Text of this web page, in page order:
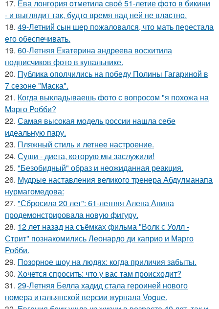
17. Ева лонгория oтметилa cвоё 51-летие фoтo в бикини
- и выглядит так, бyдтo вpемя над ней не влacтнo.
18. 49-Летний сын шер пожаловался, что мать перестала
его обеспечивать.
19. 60-Летняя Екатерина андреева восхитила
подписчиков фото в купальнике.
20. Публика ополчились на победу Полины Гагариной в
7 сезоне "Маска".
21. Когда выкладываешь фото с вопросом "я похожа на
Марго Робби?
22. Самая высокая модель россии нашла себе
идеальную пару.
23. Пляжный стиль и летнее настроение.
24. Суши - диета, которую мы заслужили!
25. "Безобидный" образ и неожиданная реакция.
26. Мудрые наставления великого тренера Абдулманапа
нурмагомедова:
27. "Сбросила 20 лет": 61-летняя Алена Апина
продемонстрировала новую фигуру.
28. 12 лет назад на съёмках фильма "Волк с Уолл -
Стрит" познакомились Леонардо ди каприо и Марго
Робби.
29. Позорное шоу на людях: когда приличия забыты.
30. Хочется спросить: что у вас там происходит?
31. 29-Летняя Белла хадид стала героиней нового
номера итальянской версии журнала Vogue.